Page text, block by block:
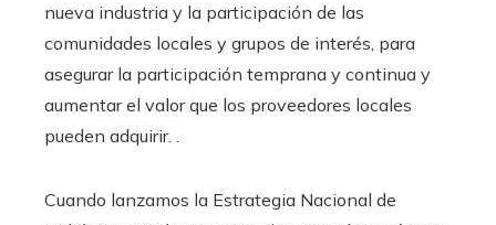
nueva industria y la participación de las
comunidades locales y grupos de interés, para
asegurar la participación temprana y continua y
aumentar el valor que los proveedores locales
pueden adquirir. .
Cuando lanzamos la Estrategia Nacional de